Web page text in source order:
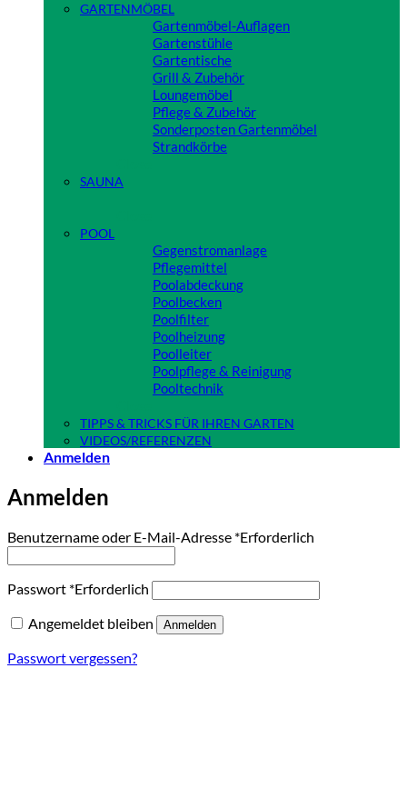
GARTENMÖBEL
Gartenmöbel-Auflagen
Gartenstühle
Gartentische
Grill & Zubehör
Loungemöbel
Pflege & Zubehör
Sonderposten Gartenmöbel
Strandkörbe
SAUNA
POOL
Gegenstromanlage
Pflegemittel
Poolabdeckung
Poolbecken
Poolfilter
Poolheizung
Poolleiter
Poolpflege & Reinigung
Pooltechnik
TIPPS & TRICKS FÜR IHREN GARTEN
VIDEOS/REFERENZEN
Anmelden
Anmelden
Benutzername oder E-Mail-Adresse *Erforderlich
Passwort *Erforderlich
Angemeldet bleiben
Anmelden
Passwort vergessen?